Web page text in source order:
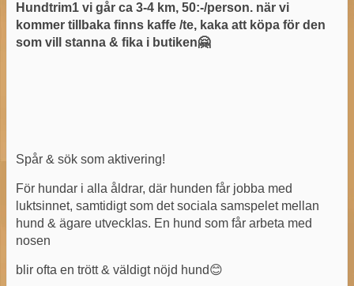
Hundtrim1 vi går ca 3-4 km, 50:-/person. när vi
kommer tillbaka finns kaffe /te, kaka att köpa för den
som vill stanna & fika i butiken🤗
Spår & sök som aktivering!
För hundar i alla åldrar, där hunden får jobba med
luktsinnet, samtidigt som det sociala samspelet mellan
hund & ägare utvecklas. En hund som får arbeta med
nosen
blir ofta en trött & väldigt nöjd hund😊